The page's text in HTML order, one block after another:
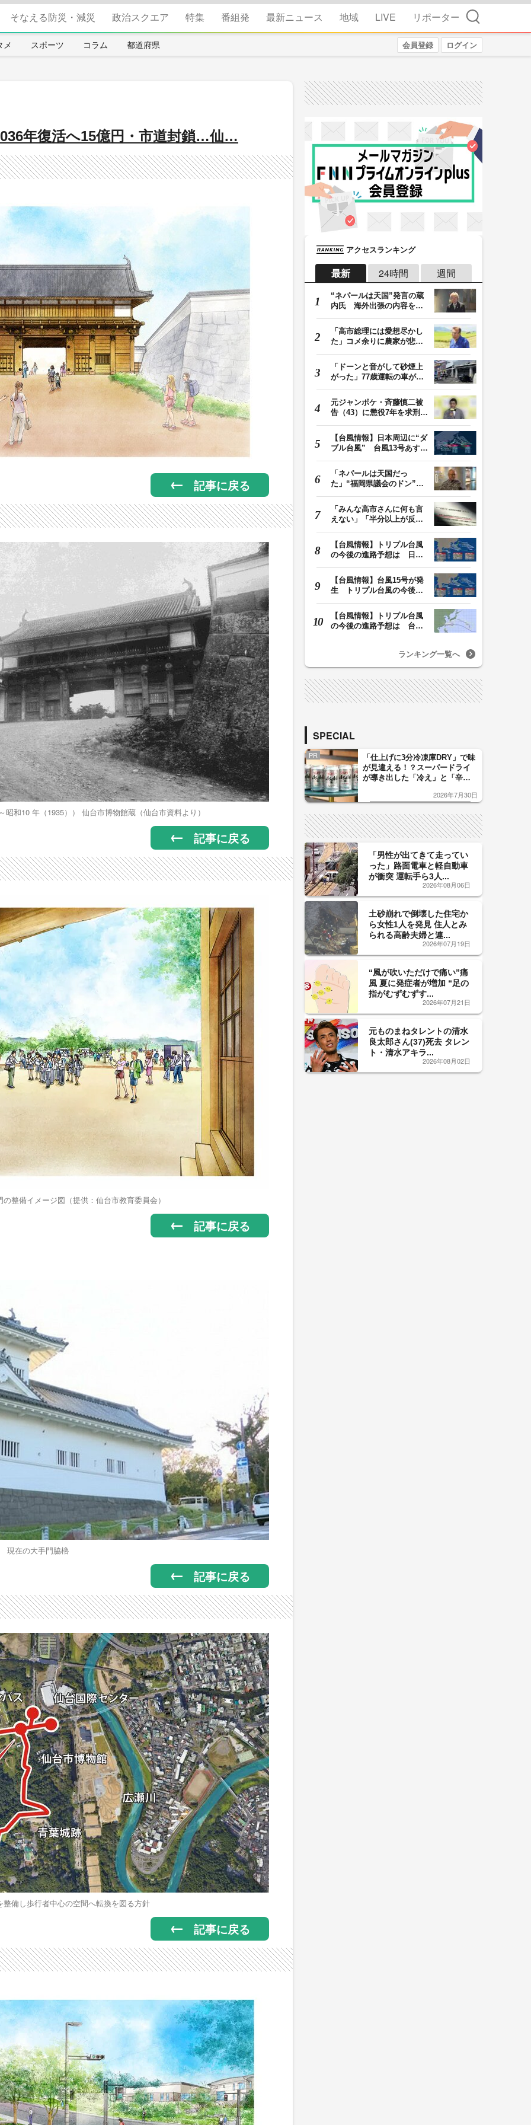
そなえる防災・減災 政治スクエア 特集 番組発 最新ニュース 地域 LIVE リポーター 検索
メ スポーツ コラム 都道府県 会員登録 ログイン
年復活へ15億円・市道封鎖…仙…
記事に戻る
和10 年（1935）） 仙台市博物館蔵（仙台市資料より）
記事に戻る
整備イメージ図（提供：仙台市教育委員会）
記事に戻る
現在の大手門脇櫓
記事に戻る
備し歩行者中心の空間へ転換を図る方針
記事に戻る
アクセスランキング
最新 24時間 週間
“ネパールは天国”発言の蔵
内氏 海外出張の内容を説
「高市総理には愛想尽かし
た」コメ余りに農家が悲
「ドーンと音がして砂煙上
がった」77歳運転の車が立
元ジャンポケ・斉藤慎二被
告（43）に懲役7年を求刑
【台風情報】日本周辺に“ダ
ブル台風” 台風13号あす沖
「ネパールは天国だっ
た」“福岡県議会のドン”蔵
「みんな高市さんに何も言
えない」「半分以上が反
【台風情報】トリプル台風
の今後の進路予想は 日本
【台風情報】台風15号が発
生 トリプル台風の今後の
【台風情報】トリプル台風
の今後の進路予想は 台風
ランキング一覧へ
SPECIAL
PR
「仕上げに3分冷凍庫DRY」で味
が見違える！？スーパードライ
が導き出した「冷え」と「辛
した「辛口カーブ」が飲み頃の
2026年7月30日
「男性が出てきて走ってい
った」路面電車と軽自動車
が衝突 運転手ら3人...
2026年08月06日
土砂崩れで倒壊した住宅か
ら女性1人を発見 住人とみ
られる高齢夫婦と連...
2026年07月19日
“風が吹いただけで痛い”痛
風 夏に発症者が増加 “足の
指がむずむずす...
2026年07月21日
元ものまねタレントの清水
良太郎さん(37)死去 タレン
ト・清水アキラ...
2026年08月02日